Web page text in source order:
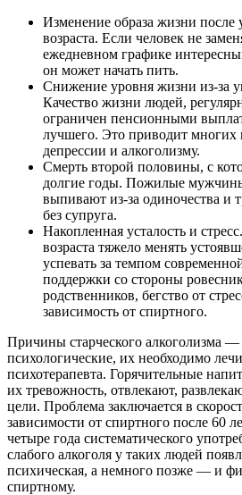
Изменение образа жизни после
возраста. Если человек не
ежедневном графике
он может начать пить.
Снижение уровня жизни из-за
Качество жизни людей,
ограничен пенсионными
лучшего. Это приводит многих
депрессии и алкоголизму.
Смерть второй половины, с
долгие годы. Пожилые
выпивают из-за одиночества и
без супруга.
Накопленная усталость и
возраста тяжело менять
успевать за темпом
поддержки со стороны
родственников, бегство от
зависимость от спиртного.
Причины старческого алкоголизма —
психологические, их необходимо
психотерапевта. Горячительные
их тревожность, отвлекают,
цели. Проблема заключается в
зависимости от спиртного после 60
четыре года систематического
слабого алкоголя у таких людей
психическая, а немного позже — и
спиртному.